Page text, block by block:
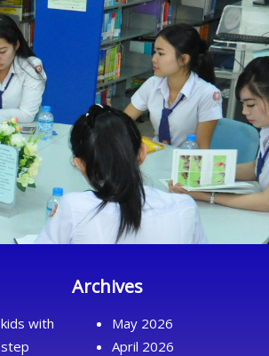
with
Archives
May 2026
April 2026